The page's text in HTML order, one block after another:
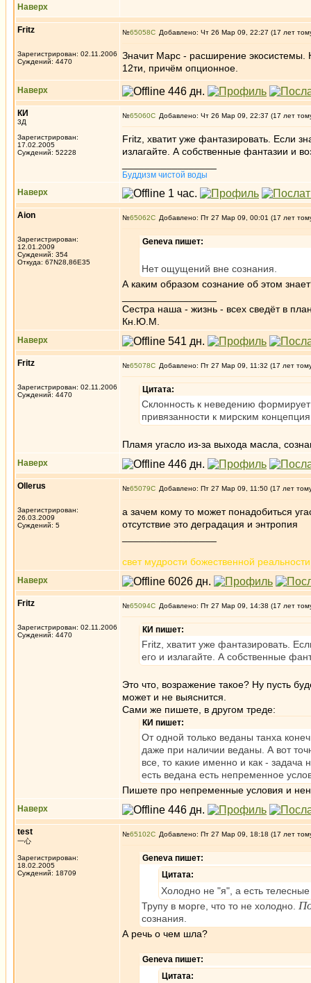
Наверх
Fritz
Зарегистрирован: 02.11.2006
Суждений: 4470
№65058 Добавлено: Чт 26 Мар 09, 22:27 (17 лет
Значит Марс - расширение экосистемы.
12ти, причём опционное.
Наверх
КИ
3Д
Зарегистрирован:
17.02.2005
Суждений: 52228
№65060 Добавлено: Чт 26 Мар 09, 22:37 (17 лет
Fritz, хватит уже фантазировать. Если
излагайте. А собственные фантазии и
Буддизм чистой воды
Наверх
Aion
Зарегистрирован:
12.01.2009
Суждений: 354
Откуда: 67N28,86E35
№65062 Добавлено: Пт 27 Мар 09, 00:01 (17 лет
Geneva пишет:
Нет ощущений вне сознания.
А каким образом сознание об этом
Сестра наша - жизнь - всех сведёт в
Кн.Ю.М.
Наверх
Fritz
Зарегистрирован: 02.11.2006
Суждений: 4470
№65078 Добавлено: Пт 27 Мар 09, 11:32 (17 лет
Цитата:
Склонность к неведению
привязанности к мирским
Пламя угасло из-за выхода масла,
Наверх
Ollerus
Зарегистрирован:
26.03.2009
Суждений: 5
№65079 Добавлено: Пт 27 Мар 09, 11:50 (17 лет
а зачем кому то может понадобиться
отсутствие это деградация и энтропия
свет мудрости божественной реальности
Наверх
Fritz
Зарегистрирован: 02.11.2006
Суждений: 4470
№65094 Добавлено: Пт 27 Мар 09, 14:38 (17 лет
КИ пишет:
Fritz, хватит уже фантазировать.
его и излагайте. А собственные
Это что, возражение такое? Ну пусть
может и не выяснится.
Сами же пишете, в другом треде:
КИ пишет:
От одной только веданы танха
даже при наличии веданы. А вот
все, то какие именно и как -
есть ведана есть непременное
Пишете про непременные условия и
Наверх
test
一心
Зарегистрирован:
18.02.2005
Суждений: 18709
№65102 Добавлено: Пт 27 Мар 09, 18:18 (17 лет
Geneva пишет:
Цитата:
Холодно не "я", а есть
Трупу в морге, что то не холодно.
сознания.
А речь о чем шла?
Geneva пишет:
Цитата: